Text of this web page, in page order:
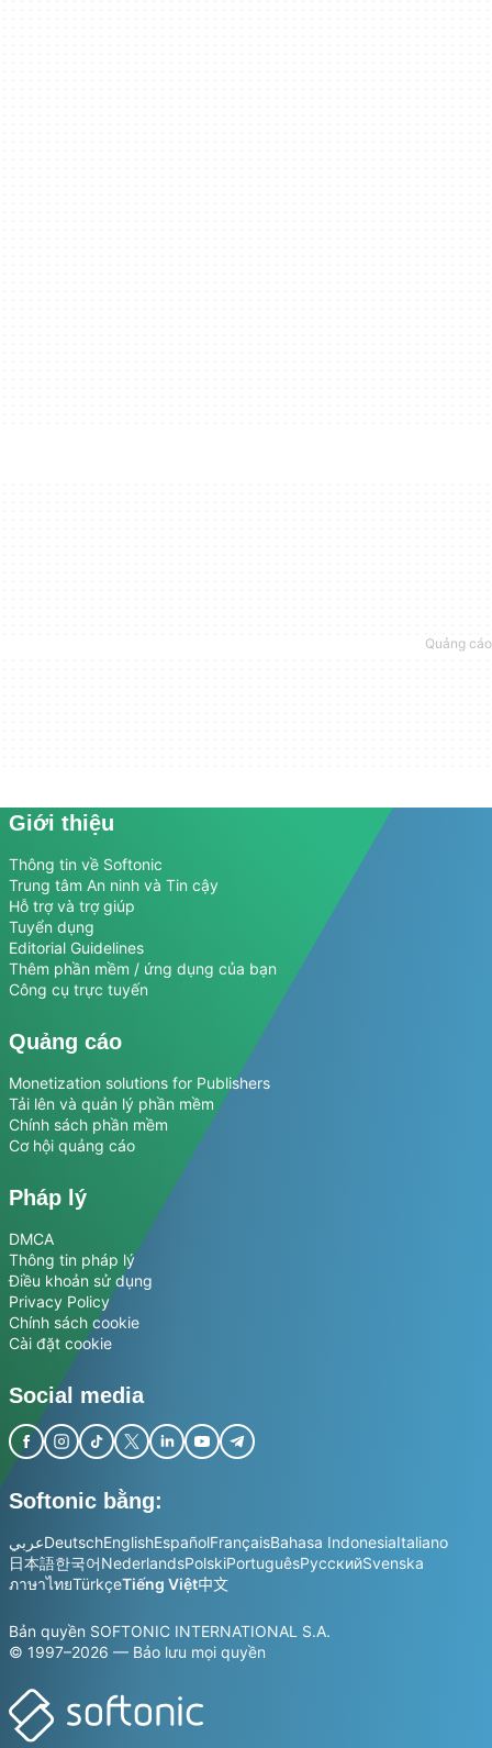
Giới thiệu
Thông tin về Softonic
Trung tâm An ninh và Tin cậy
Hỗ trợ và trợ giúp
Tuyển dụng
Editorial Guidelines
Thêm phần mềm / ứng dụng của bạn
Công cụ trực tuyến
Quảng cáo
Monetization solutions for Publishers
Tải lên và quản lý phần mềm
Chính sách phần mềm
Cơ hội quảng cáo
Pháp lý
DMCA
Thông tin pháp lý
Điều khoản sử dụng
Privacy Policy
Chính sách cookie
Cài đặt cookie
Social media
Softonic bằng:
عربيDeutschEnglishEspañolFrançaisBahasa IndonesiaItaliano
日本語한국어NederlandsPolskiPortuguêsРусскийSvenska
ภาษาไทยTürkçeTiếng Việt中文
Bản quyền SOFTONIC INTERNATIONAL S.A.
© 1997–2026 — Bảo lưu mọi quyền